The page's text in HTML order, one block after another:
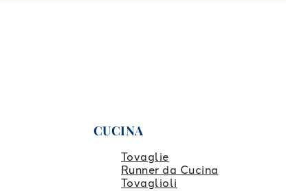
CUCINA
Tovaglie
Runner da Cucina
Tovaglioli